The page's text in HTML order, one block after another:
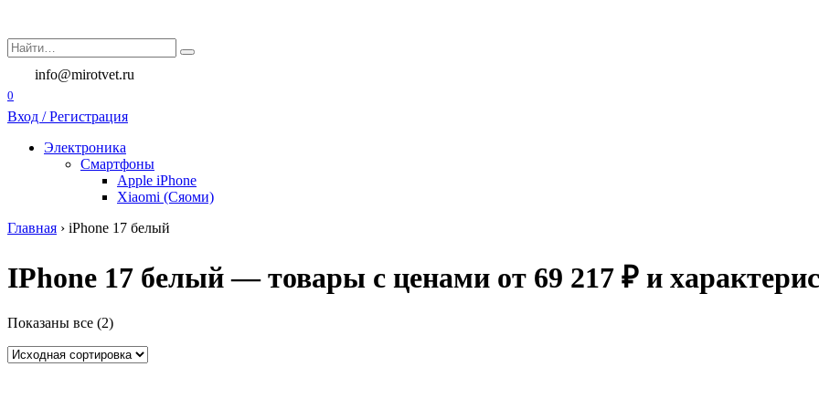
содержанию
Search
for:
info@mirotvet.ru
0
Вход / Регистрация
Электроника
Смартфоны
Apple iPhone
Xiaomi (Сяоми)
Главная › iPhone 17 белый
IPhone 17 белый — товары с ценами от 69 217 ₽ и
Показаны все (2)